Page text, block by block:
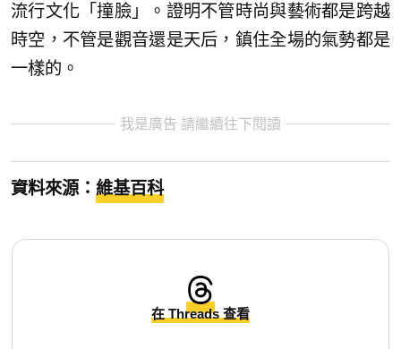
流行文化「撞臉」。證明不管時尚與藝術都是跨越
時空，不管是觀音還是天后，鎮住全場的氣勢都是
一樣的。
我是廣告 請繼續往下閱讀
資料來源： 維基百科
在 Threads 查看